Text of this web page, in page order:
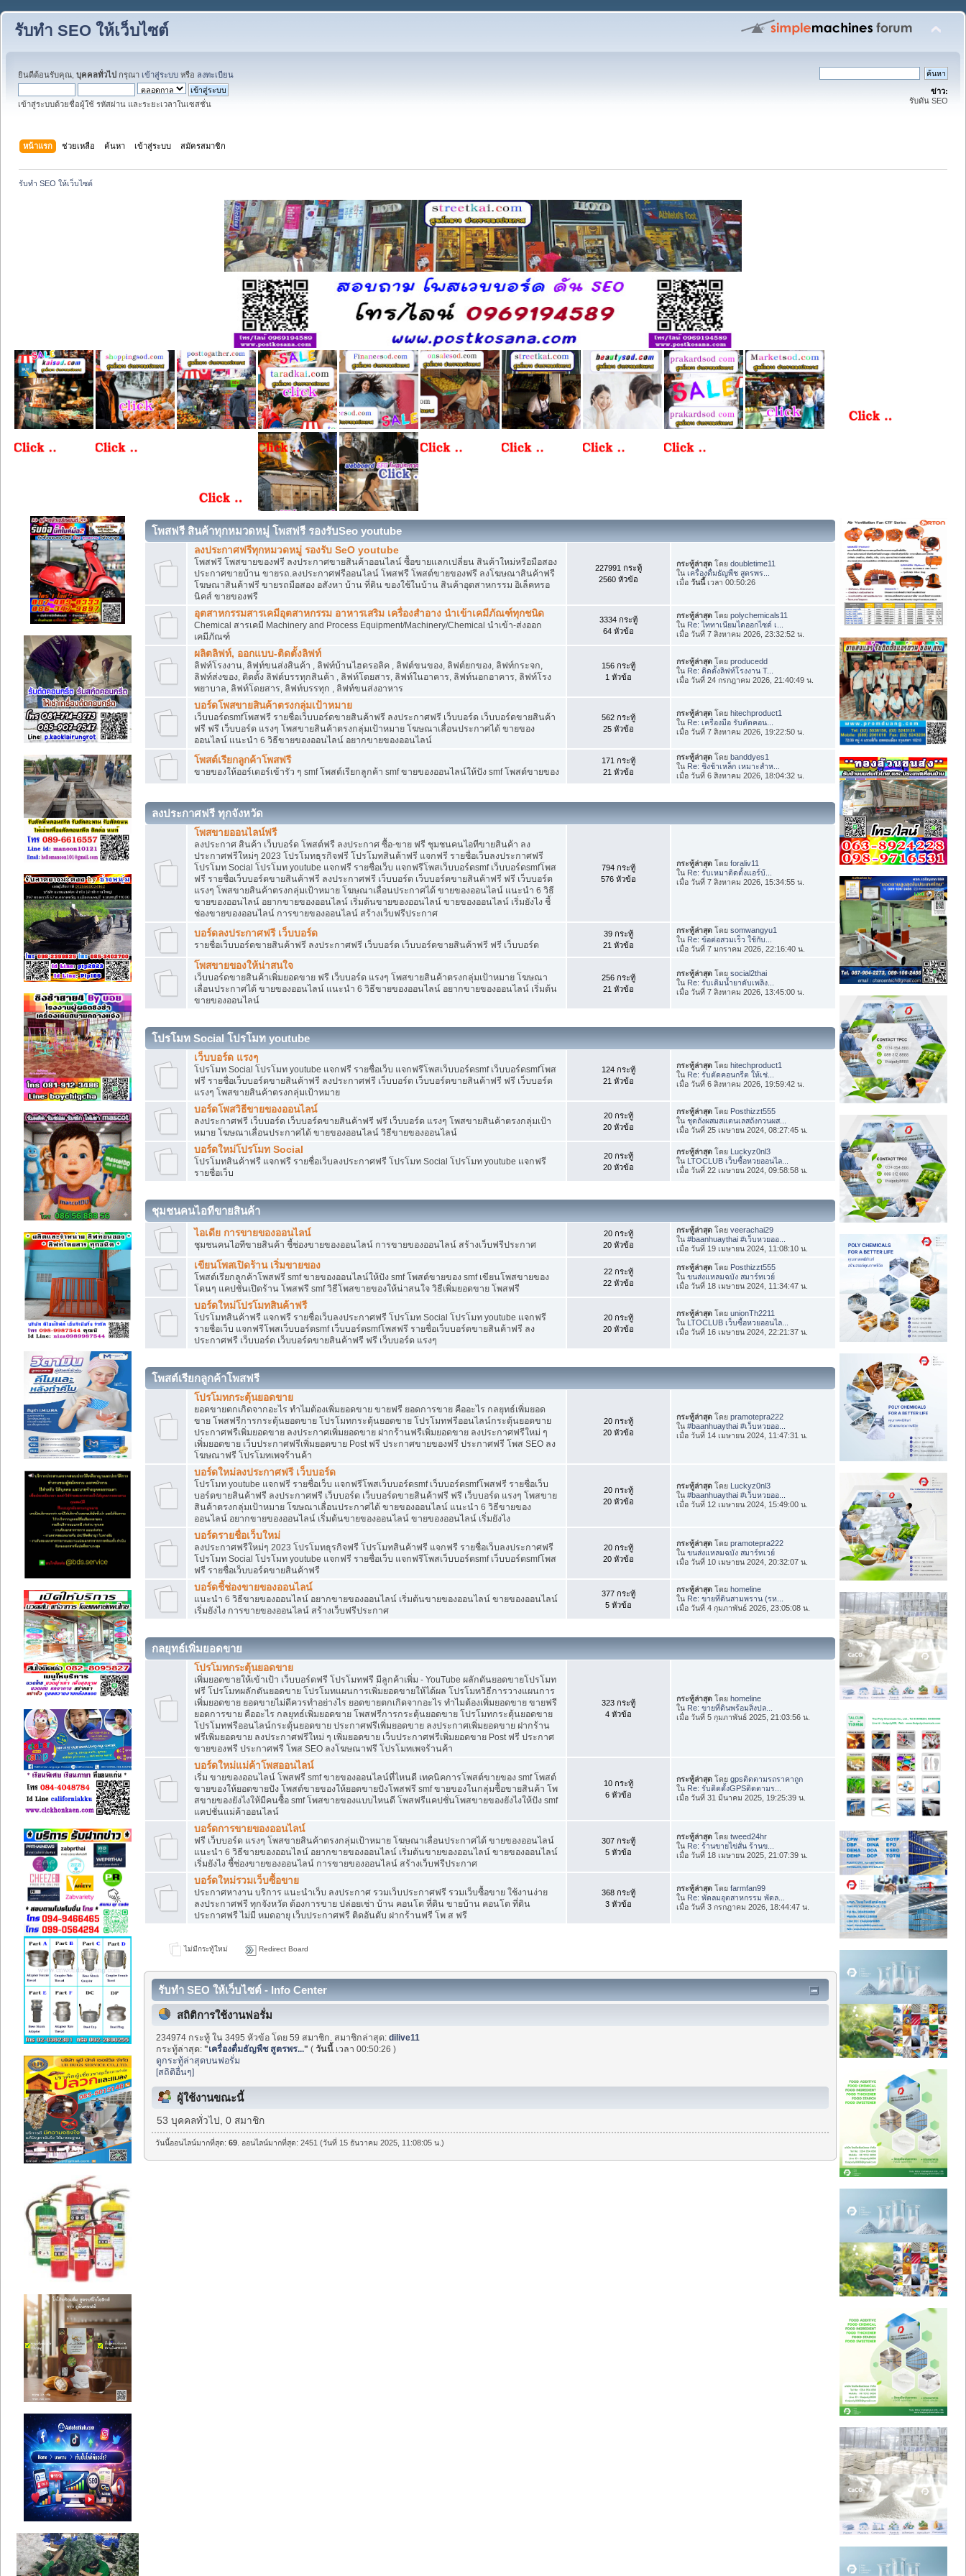
รับทำ SEO ให้เว็บไซต์
ยินดีต้อนรับคุณ, บุคคลทั่วไป กรุณา เข้าสู่ระบบ หรือ ลงทะเบียน
เข้าสู่ระบบด้วยชื่อผู้ใช้ รหัสผ่าน และระยะเวลาในเซสชั่น
ข่าว:
รับดัน SEO
หน้าแรก ช่วยเหลือ ค้นหา เข้าสู่ระบบ สมัครสมาชิก
รับทำ SEO ให้เว็บไซต์
โพสฟรี สินค้าทุกหมวดหมู่ โพสฟรี รองรับSeo youtube
ลงประกาศฟรีทุกหมวดหมู่ รองรับ SeO youtube
โพสฟรี โพสขายของฟรี ลงประกาศขายสินค้าออนไลน์ ซื้อขายแลกเปลี่ยน สินค้าใหม่หรือมือสอง
ประกาศขายบ้าน ขายรถ.ลงประกาศฟรีออนไลน์ โพสฟรี โพสต์ขายของฟรี ลงโฆษณาสินค้าฟรี
โฆษณาสินค้าฟรี ขายรถมือสอง อสังหา บ้าน ที่ดิน ของใช้ในบ้าน สินค้าอุตสาหกรรม อิเล็คทรอ
นิคส์ ขายของฟรี
227991 กระทู้
2560 หัวข้อ
กระทู้ล่าสุด โดยdoubletime11
ในเครื่องดื่มธัญพืช สูตรพร...
เมื่อวันนี้เวลา 00:50:26
อุตสาหกรรมสารเคมีอุตสาหกรรม อาหารเสริม เครื่องสำอาง นำเข้าเคมีภัณฑ์ทุกชนิด
Chemical สารเคมี Machinery and Process Equipment/Machinery/Chemical นำเข้า-ส่งออก
เคมีภัณฑ์
3334 กระทู้
64 หัวข้อ
กระทู้ล่าสุด โดยpolychemicals11
ใน Re: ไททาเนียมไดออกไซด์ เ...
เมื่อ วันที่ 7 สิงหาคม 2026, 23:32:52 น.
ผลิตลิฟท์, ออกแบบ-ติดตั้งลิฟท์
ลิฟท์โรงงาน, ลิฟท์ขนส่งสินค้า , ลิฟท์บ้านไฮดรอลิค , ลิฟต์ขนของ, ลิฟต์ยกของ, ลิฟท์กระจก,
ลิฟท์ส่งของ, ติดตั้ง ลิฟต์บรรทุกสินค้า , ลิฟท์โดยสาร, ลิฟท์ในอาคาร, ลิฟท์นอกอาคาร, ลิฟท์โรง
พยาบาล, ลิฟท์โดยสาร, ลิฟท์บรรทุก , ลิฟท์ขนส่งอาหาร
156 กระทู้
1 หัวข้อ
กระทู้ล่าสุด โดยproducedd
ใน Re: ติดตั้งลิฟท์โรงงาน T...
เมื่อ วันที่ 24 กรกฎาคม 2026, 21:40:49 น.
บอร์ดโพสขายสินค้าตรงกลุ่มเป้าหมาย
เว็บบอร์ดsmfโพสฟรี รายชื่อเว็บบอร์ดขายสินค้าฟรี ลงประกาศฟรี เว็บบอร์ด เว็บบอร์ดขายสินค้า
ฟรี ฟรี เว็บบอร์ด แรงๆ โพสขายสินค้าตรงกลุ่มเป้าหมาย โฆษณาเลื่อนประกาศได้ ขายของ
ออนไลน์ แนะนำ 6 วิธีขายของออนไลน์ อยากขายของออนไลน์
562 กระทู้
25 หัวข้อ
กระทู้ล่าสุด โดยhitechproduct1
ใน Re: เครื่องมือ รับตัดคอน...
เมื่อ วันที่ 7 สิงหาคม 2026, 19:22:50 น.
โพสต์เรียกลูกค้าโพสฟรี
ขายของให้ออร์เดอร์เข้ารัว ๆ smf โพสต์เรียกลูกค้า smf ขายของออนไลน์ให้ปัง smf โพสต์ขายของ
171 กระทู้
21 หัวข้อ
กระทู้ล่าสุด โดยbanddyes1
ใน Re: ชิงช้าเหล็ก เหมาะสำห...
เมื่อ วันที่ 6 สิงหาคม 2026, 18:04:32 น.
ลงประกาศฟรี ทุกจังหวัด
โพสขายออนไลน์ฟรี
ลงประกาศ สินค้า เว็บบอร์ด โพสต์ฟรี ลงประกาศ ซื้อ-ขาย ฟรี ชุมชนคนไอทีขายสินค้า ลง
ประกาศฟรีใหม่ๆ 2023 โปรโมทธุรกิจฟรี โปรโมทสินค้าฟรี แจกฟรี รายชื่อเว็บลงประกาศฟรี
โปรโมท Social โปรโมท youtube แจกฟรี รายชื่อเว็บ แจกฟรีโพสเว็บบอร์ดsmf เว็บบอร์ดsmfโพส
ฟรี รายชื่อเว็บบอร์ดขายสินค้าฟรี ลงประกาศฟรี เว็บบอร์ด เว็บบอร์ดขายสินค้าฟรี ฟรี เว็บบอร์ด
แรงๆ โพสขายสินค้าตรงกลุ่มเป้าหมาย โฆษณาเลื่อนประกาศได้ ขายของออนไลน์ แนะนำ 6 วิธี
ขายของออนไลน์ อยากขายของออนไลน์ เริ่มต้นขายของออนไลน์ ขายของออนไลน์ เริ่มยังไง ชี้
ช่องขายของออนไลน์ การขายของออนไลน์ สร้างเว็บฟรีประกาศ
794 กระทู้
576 หัวข้อ
กระทู้ล่าสุด โดยforaliv11
ใน Re: รับเหมาติดตั้งแอร์บ้...
เมื่อ วันที่ 7 สิงหาคม 2026, 15:34:55 น.
บอร์ดลงประกาศฟรี เว็บบอร์ด
รายชื่อเว็บบอร์ดขายสินค้าฟรี ลงประกาศฟรี เว็บบอร์ด เว็บบอร์ดขายสินค้าฟรี ฟรี เว็บบอร์ด
39 กระทู้
21 หัวข้อ
กระทู้ล่าสุด โดยsomwangyu1
ใน Re: ข้อต่อสวมเร็ว ใช้กับ...
เมื่อ วันที่ 7 มกราคม 2026, 22:16:40 น.
โพสขายของให้น่าสนใจ
เว็บบอร์ดขายสินค้าเพิ่มยอดขาย ฟรี เว็บบอร์ด แรงๆ โพสขายสินค้าตรงกลุ่มเป้าหมาย โฆษณา
เลื่อนประกาศได้ ขายของออนไลน์ แนะนำ 6 วิธีขายของออนไลน์ อยากขายของออนไลน์ เริ่มต้น
ขายของออนไลน์
256 กระทู้
21 หัวข้อ
กระทู้ล่าสุด โดยsocial2thai
ใน Re: รับเติมน้ำยาดับเพลิง...
เมื่อ วันที่ 7 สิงหาคม 2026, 13:45:00 น.
โปรโมท Social โปรโมท youtube
เว็บบอร์ด แรงๆ
โปรโมท Social โปรโมท youtube แจกฟรี รายชื่อเว็บ แจกฟรีโพสเว็บบอร์ดsmf เว็บบอร์ดsmfโพส
ฟรี รายชื่อเว็บบอร์ดขายสินค้าฟรี ลงประกาศฟรี เว็บบอร์ด เว็บบอร์ดขายสินค้าฟรี ฟรี เว็บบอร์ด
แรงๆ โพสขายสินค้าตรงกลุ่มเป้าหมาย
124 กระทู้
21 หัวข้อ
กระทู้ล่าสุด โดยhitechproduct1
ใน Re: รับตัดคอนกรีต ให้เช่...
เมื่อ วันที่ 6 สิงหาคม 2026, 19:59:42 น.
บอร์ดโพสวิธีขายของออนไลน์
ลงประกาศฟรี เว็บบอร์ด เว็บบอร์ดขายสินค้าฟรี ฟรี เว็บบอร์ด แรงๆ โพสขายสินค้าตรงกลุ่มเป้า
หมาย โฆษณาเลื่อนประกาศได้ ขายของออนไลน์ วิธีขายของออนไลน์
20 กระทู้
20 หัวข้อ
กระทู้ล่าสุด โดย Posthizzt555
ในชุดถังผสมสแตนเลสถังกวนผส...
เมื่อ วันที่ 25 เมษายน 2024, 08:27:45 น.
บอร์ดใหม่โปรโมท Social
โปรโมทสินค้าฟรี แจกฟรี รายชื่อเว็บลงประกาศฟรี โปรโมท Social โปรโมท youtube แจกฟรี
รายชื่อเว็บ
20 กระทู้
20 หัวข้อ
กระทู้ล่าสุด โดย Luckyz0nl3
ใน LTOCLUB เว็บซื้อหวยออนไล...
เมื่อ วันที่ 22 เมษายน 2024, 09:58:58 น.
ชุมชนคนไอทีขายสินค้า
ไอเดีย การขายของออนไลน์
ชุมชนคนไอทีขายสินค้า ชี้ช่องขายของออนไลน์ การขายของออนไลน์ สร้างเว็บฟรีประกาศ
20 กระทู้
20 หัวข้อ
กระทู้ล่าสุด โดยveerachai29
ใน#baanhuaythai #เว็บหวยออ...
เมื่อ วันที่ 19 เมษายน 2024, 11:08:10 น.
เขียนโพสเปิดร้าน เริ่มขายของ
โพสต์เรียกลูกค้าโพสฟรี smf ขายของออนไลน์ให้ปัง smf โพสต์ขายของ smf เขียนโพสขายของ
โดนๆ แคปชั่นเปิดร้าน โพสฟรี smf วิธีโพสขายของให้น่าสนใจ วิธีเพิ่มยอดขาย โพสฟรี
22 กระทู้
22 หัวข้อ
กระทู้ล่าสุด โดย Posthizzt555
ในขนส่งแหลมฉบัง สมาร์ทเวย์
เมื่อ วันที่ 18 เมษายน 2024, 11:34:47 น.
บอร์ดใหม่โปรโมทสินค้าฟรี
โปรโมทสินค้าฟรี แจกฟรี รายชื่อเว็บลงประกาศฟรี โปรโมท Social โปรโมท youtube แจกฟรี
รายชื่อเว็บ แจกฟรีโพสเว็บบอร์ดsmf เว็บบอร์ดsmfโพสฟรี รายชื่อเว็บบอร์ดขายสินค้าฟรี ลง
ประกาศฟรี เว็บบอร์ด เว็บบอร์ดขายสินค้าฟรี ฟรี เว็บบอร์ด แรงๆ
20 กระทู้
20 หัวข้อ
กระทู้ล่าสุด โดยunionTh2211
ใน LTOCLUB เว็บซื้อหวยออนไล...
เมื่อ วันที่ 16 เมษายน 2024, 22:21:37 น.
โพสต์เรียกลูกค้าโพสฟรี
โปรโมทกระตุ้นยอดขาย
ยอดขายตกเกิดจากอะไร ทำไมต้องเพิ่มยอดขาย ขายฟรี ยอดการขาย คืออะไร กลยุทธ์เพิ่มยอด
ขาย โพสฟรีการกระตุ้นยอดขาย โปรโมทกระตุ้นยอดขาย โปรโมทฟรีออนไลน์กระตุ้นยอดขาย
ประกาศฟรีเพิ่มยอดขาย ลงประกาศเพิ่มยอดขาย ฝากร้านฟรีเพิ่มยอดขาย ลงประกาศฟรีใหม่ ๆ
เพิ่มยอดขาย เว็บประกาศฟรีเพิ่มยอดขาย Post ฟรี ประกาศขายของฟรี ประกาศฟรี โพส SEO ลง
โฆษณาฟรี โปรโมทเพจร้านค้า
20 กระทู้
20 หัวข้อ
กระทู้ล่าสุด โดยpramotepra222
ใน#baanhuaythai #เว็บหวยออ...
เมื่อ วันที่ 14 เมษายน 2024, 11:47:31 น.
บอร์ดใหม่ลงประกาศฟรี เว็บบอร์ด
โปรโมท youtube แจกฟรี รายชื่อเว็บ แจกฟรีโพสเว็บบอร์ดsmf เว็บบอร์ดsmfโพสฟรี รายชื่อเว็บ
บอร์ดขายสินค้าฟรี ลงประกาศฟรี เว็บบอร์ด เว็บบอร์ดขายสินค้าฟรี ฟรี เว็บบอร์ด แรงๆ โพสขาย
สินค้าตรงกลุ่มเป้าหมาย โฆษณาเลื่อนประกาศได้ ขายของออนไลน์ แนะนำ 6 วิธีขายของ
ออนไลน์ อยากขายของออนไลน์ เริ่มต้นขายของออนไลน์ ขายของออนไลน์ เริ่มยังไง
20 กระทู้
20 หัวข้อ
กระทู้ล่าสุด โดย Luckyz0nl3
ใน#baanhuaythai #เว็บหวยออ...
เมื่อ วันที่ 12 เมษายน 2024, 15:49:00 น.
บอร์ดรายชื่อเว็บใหม่
ลงประกาศฟรีใหม่ๆ 2023 โปรโมทธุรกิจฟรี โปรโมทสินค้าฟรี แจกฟรี รายชื่อเว็บลงประกาศฟรี
โปรโมท Social โปรโมท youtube แจกฟรี รายชื่อเว็บ แจกฟรีโพสเว็บบอร์ดsmf เว็บบอร์ดsmfโพส
ฟรี รายชื่อเว็บบอร์ดขายสินค้าฟรี
20 กระทู้
20 หัวข้อ
กระทู้ล่าสุด โดยpramotepra222
ในขนส่งแหลมฉบัง สมาร์ทเวย์
เมื่อ วันที่ 10 เมษายน 2024, 20:32:07 น.
บอร์ดชี้ช่องขายของออนไลน์
แนะนำ 6 วิธีขายของออนไลน์ อยากขายของออนไลน์ เริ่มต้นขายของออนไลน์ ขายของออนไลน์
เริ่มยังไง การขายของออนไลน์ สร้างเว็บฟรีประกาศ
377 กระทู้
5 หัวข้อ
กระทู้ล่าสุด โดยhomeline
ใน Re: ขายที่ดินสามพราน (รห...
เมื่อ วันที่ 4 กุมภาพันธ์ 2026, 23:05:08 น.
กลยุทธ์เพิ่มยอดขาย
โปรโมทกระตุ้นยอดขาย
เพิ่มยอดขายให้เข้าเป้า เว็บบอร์ดฟรี โปรโมทฟรี มีลูกค้าเพิ่ม - YouTube ผลักดันยอดขายโปรโมท
ฟรี โปรโมทผลักดันยอดขาย โปรโมทแผนการเพิ่มยอดขายให้ได้ผล โปรโมทวิธีการวางแผนการ
เพิ่มยอดขาย ยอดขายไม่ดีควรทำอย่างไร ยอดขายตกเกิดจากอะไร ทำไมต้องเพิ่มยอดขาย ขายฟรี
ยอดการขาย คืออะไร กลยุทธ์เพิ่มยอดขาย โพสฟรีการกระตุ้นยอดขาย โปรโมทกระตุ้นยอดขาย
โปรโมทฟรีออนไลน์กระตุ้นยอดขาย ประกาศฟรีเพิ่มยอดขาย ลงประกาศเพิ่มยอดขาย ฝากร้าน
ฟรีเพิ่มยอดขาย ลงประกาศฟรีใหม่ ๆ เพิ่มยอดขาย เว็บประกาศฟรีเพิ่มยอดขาย Post ฟรี ประกาศ
ขายของฟรี ประกาศฟรี โพส SEO ลงโฆษณาฟรี โปรโมทเพจร้านค้า
323 กระทู้
4 หัวข้อ
กระทู้ล่าสุด โดยhomeline
ใน Re: ขายที่ดินพร้อมสิ่งปล...
เมื่อ วันที่ 5 กุมภาพันธ์ 2025, 21:03:56 น.
บอร์ดใหม่แม่ค้าโพสออนไลน์
เริ่ม ขายของออนไลน์ โพสฟรี smf ขายของออนไลน์ที่ไหนดี เทคนิคการโพสต์ขายของ smf โพสต์
ขายของให้ยอดขายปัง โพสต์ขายของให้ยอดขายปังโพสฟรี smf ขายของในกลุ่มซื้อขายสินค้า โพ
สขายของยังไงให้มีคนซื้อ smf โพสขายของแบบไหนดี โพสฟรีแคปชั่นโพสขายของยังไงให้ปัง smf
แคปชั่นแม่ค้าออนไลน์
10 กระทู้
6 หัวข้อ
กระทู้ล่าสุด โดยgpsติดตามรถราคาถูก
ใน Re: รับติดตั้งGPSติดตามร...
เมื่อ วันที่ 31 มีนาคม 2025, 19:25:39 น.
บอร์ดการขายของออนไลน์
ฟรี เว็บบอร์ด แรงๆ โพสขายสินค้าตรงกลุ่มเป้าหมาย โฆษณาเลื่อนประกาศได้ ขายของออนไลน์
แนะนำ 6 วิธีขายของออนไลน์ อยากขายของออนไลน์ เริ่มต้นขายของออนไลน์ ขายของออนไลน์
เริ่มยังไง ชี้ช่องขายของออนไลน์ การขายของออนไลน์ สร้างเว็บฟรีประกาศ
307 กระทู้
5 หัวข้อ
กระทู้ล่าสุด โดยtweed24hr
ใน Re: ร้านขายไข่สั่น ร้านข...
เมื่อ วันที่ 18 เมษายน 2025, 21:07:39 น.
บอร์ดใหม่รวมเว็บซื้อขาย
ประกาศหางาน บริการ แนะนำเว็บ ลงประกาศ รวมเว็บประกาศฟรี รวมเว็บซื้อขาย ใช้งานง่าย
ลงประกาศฟรี ทุกจังหวัด ต้องการขาย ปล่อยเช่า บ้าน คอนโด ที่ดิน ขายบ้าน คอนโด ที่ดิน
ประกาศฟรี ไม่มี หมดอายุ เว็บประกาศฟรี ติดอันดับ ฝากร้านฟรี โพ ส ฟรี
368 กระทู้
3 หัวข้อ
กระทู้ล่าสุด โดยfarmfan99
ใน Re: พัดลมอุตสาหกรรม พัดล...
เมื่อ วันที่ 3 กรกฎาคม 2026, 18:44:47 น.
ไม่มีกระทู้ใหม่ Redirect Board
รับทำ SEO ให้เว็บไซต์ - Info Center
สถิติการใช้งานฟอรั่ม
234974 กระทู้ ใน 3495 หัวข้อ โดย 59 สมาชิก. สมาชิกล่าสุด:dilive11
กระทู้ล่าสุด:"เครื่องดื่มธัญพืช สูตรพร..." (วันนี้ เวลา 00:50:26 )
ดูกระทู้ล่าสุดบนฟอรั่ม
[สถิติอื่นๆ]
ผู้ใช้งานขณะนี้
53 บุคคลทั่วไป, 0 สมาชิก
วันนี้ออนไลน์มากที่สุด:69 . ออนไลน์มากที่สุด: 2451 (วันที่ 15 ธันวาคม 2025, 11:08:05 น.)